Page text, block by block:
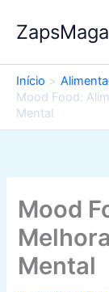
para
conteúdo
Início
Mood Food:
Mental
Mood
Mental